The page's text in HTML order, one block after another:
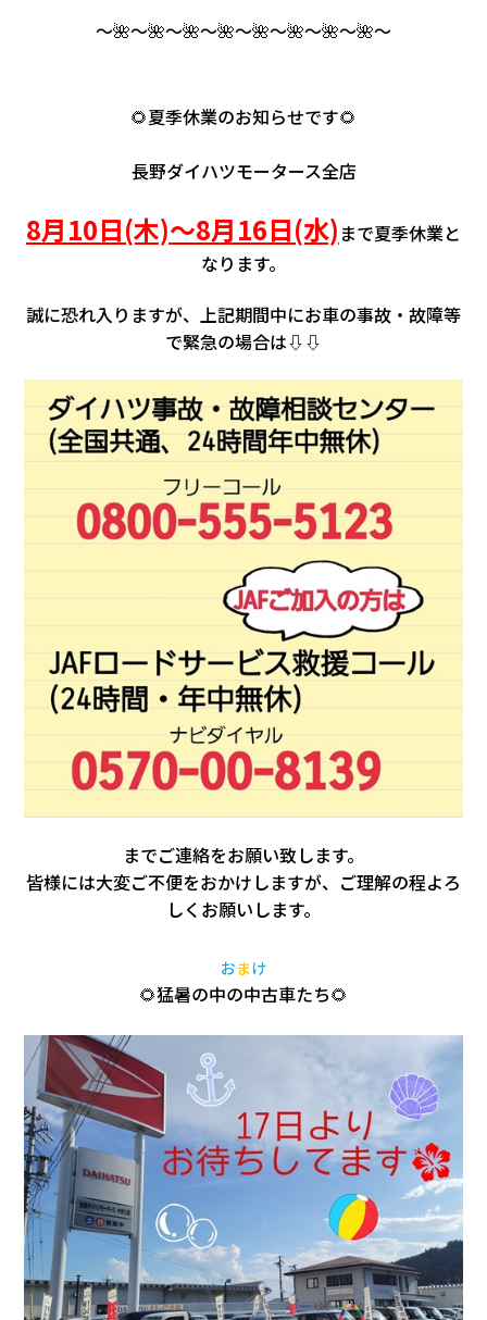
～🌺～🌺～🌺～🌺～🌺～🌺～🌺～🌺～
🌻夏季休業のお知らせです🌻
長野ダイハツモータース全店
8月10日(木)～8月16日(水) まで夏季休業と
なります。
誠に恐れ入りますが、上記期間中にお車の事故・故障等
で緊急の場合は⇩⇩
までご連絡をお願い致します。
皆様には大変ご不便をおかけしますが、ご理解の程よろ
しくお願いします。
おまけ
🌻猛暑の中の中古車たち🌻